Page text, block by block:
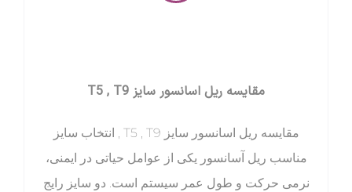
مقایسه ریل اسانسور سایز T5 , T9
مقایسه ریل اسانسور سایز T5 , T9 , انتخاب سایز
مناسب ریل آسانسور یکی از عوامل حیاتی در ایمنی،
نرمی حرکت و طول عمر سیستم است. دو سایز رایج